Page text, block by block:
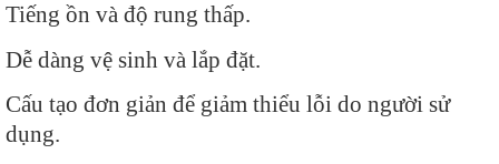
Tiếng ồn và độ rung thấp.
Dễ dàng vệ sinh và lắp đặt.
Cấu tạo đơn giản để giảm thiểu lỗi do người sử
dụng.